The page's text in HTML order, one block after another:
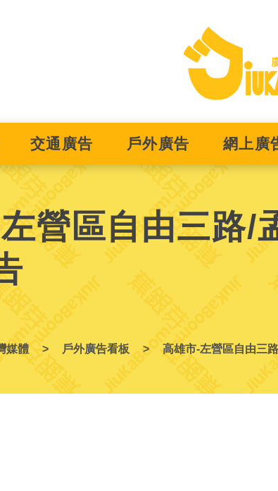
交通廣告 戶外廣告 網上廣
營區自由三路/
媒體 戶外廣告看板 高雄市-左營區自由三